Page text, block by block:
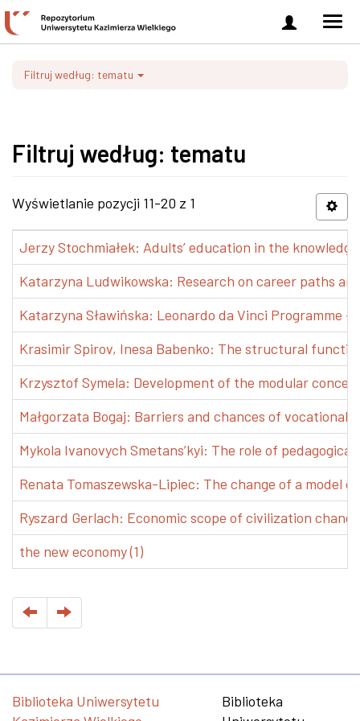
Zaloguj
się
Filtruj według: tematu
Filtruj według: tematu
Wyświetlanie pozycji 11-20 z 1
Jerzy Stochmiałek: Adults’ education in the
Katarzyna Ludwikowska: Research on career paths
Katarzyna Sławińska: Leonardo da Vinci Programme
Krasimir Spirov, Inesa Babenko: The structural
Krzysztof Symela: Development of the modular
Małgorzata Bogaj: Barriers and chances of vocational
Mykola Ivanovych Smetans’kyi: The role of
Renata Tomaszewska-Lipiec: The change of a model
Ryszard Gerlach: Economic scope of civilization
the new economy (1)
Biblioteka Uniwersytetu
Biblioteka